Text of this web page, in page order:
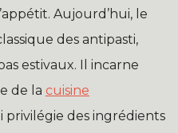
Aujourd’hui, le
des antipasti,
estivaux. Il incarne
de la cuisine
privilégie des ingrédients